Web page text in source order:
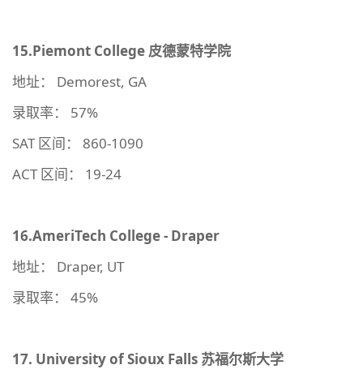
15.Piemont College 皮德蒙特学院
地址： Demorest, GA
录取率： 57%
SAT 区间： 860-1090
ACT 区间： 19-24
16.AmeriTech College - Draper
地址： Draper, UT
录取率： 45%
17. University of Sioux Falls 苏福尔斯大学